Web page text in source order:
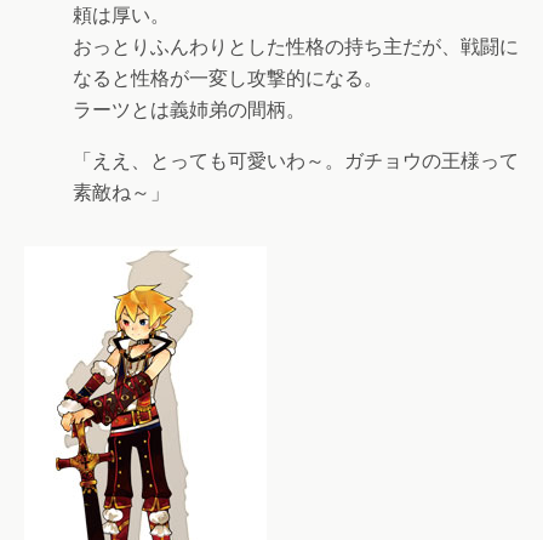
頼は厚い。
おっとりふんわりとした性格の持ち主だが、戦闘に
なると性格が一変し攻撃的になる。
ラーツとは義姉弟の間柄。
「ええ、とっても可愛いわ～。ガチョウの王様って
素敵ね～」